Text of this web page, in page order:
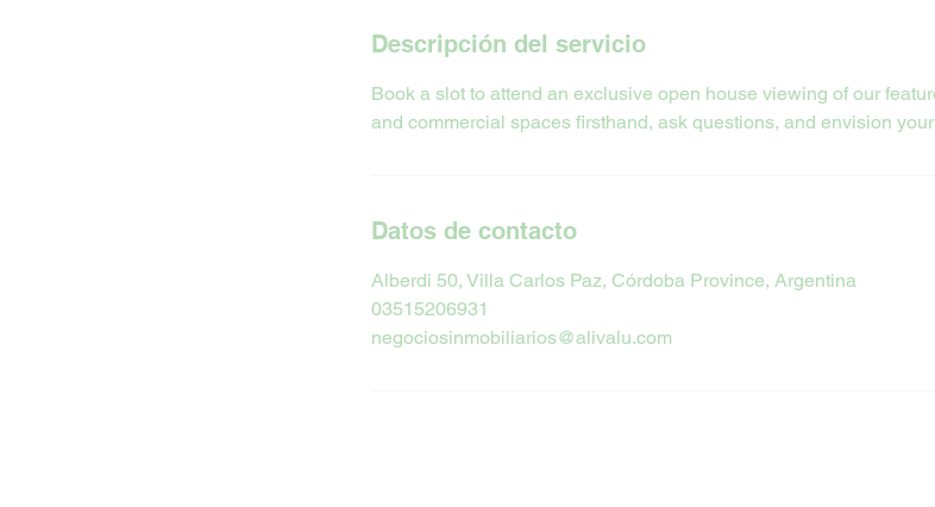
n
Descripción del servicio
Book a slot to attend an exclusive open house viewing of our
and commercial spaces firsthand, ask questions, and envision
Datos de contacto
Alberdi 50, Villa Carlos Paz, Córdoba Province, Argentina
03515206931
negociosinmobiliarios@alivalu.com